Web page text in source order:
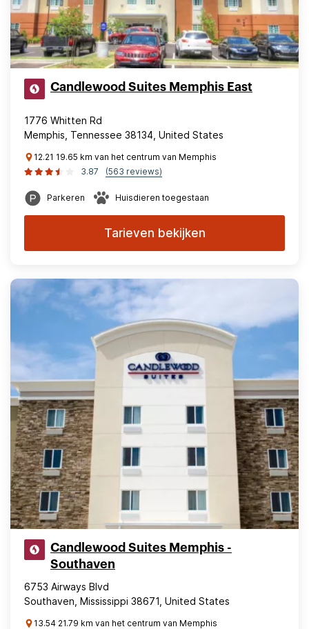
Candlewood Suites Memphis East
1776 Whitten Rd
Memphis, Tennessee 38134, United States
12.21 19.65 km van het centrum van Memphis
3.87
(563 reviews)
Parkeren Huisdieren toegestaan
Tarieven bekijken
Candlewood Suites Memphis -
Southaven
6753 Airways Blvd
Southaven, Mississippi 38671, United States
13.54 21.79 km van het centrum van Memphis